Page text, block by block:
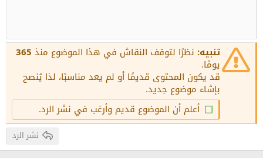
15
18
22
26
Georgia
Times New Roman
Trebuchet MS
Verdana
Justify text
عنوان 2
عنوان 3 تنبيه: نظرًا لتوقف النقاش في هذا الموضوع منذ 365
يومًا.
قد يكون المحتوى قديمًا أو لم يعد مناسبًا، لذا يُنصح
بإشاء موضوع جديد.
أعلم أن الموضوع قديم وأرغب في نشر الرد.
نشر الرد